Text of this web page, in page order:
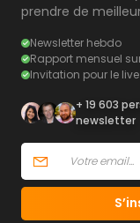
prendre de
Newsletter hebdo
Rapport mensuel
Invitation pour le
+ 19 603
newsletter